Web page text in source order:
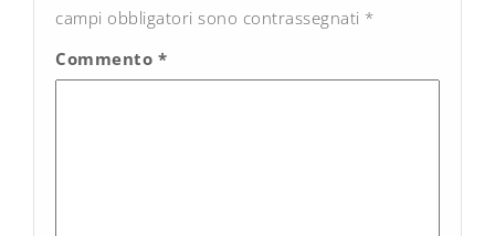
campi obbligatori sono contrassegnati *
Commento *